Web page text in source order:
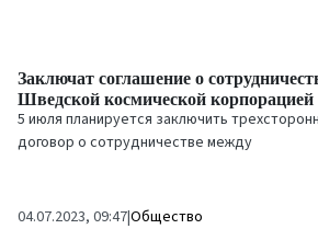
Заключат соглашение о
Шведской космической корпорацией
5 июля планируется заключить
договор о сотрудничестве между
04.07.2023, 09:47|Общество